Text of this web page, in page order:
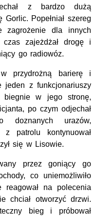
z bardzo dużą
Popełniał szereg
zagrożenie dla innych
czas zajeżdżał drogę i
go radiowóz.
przydrożną barierę i
jeden z funkcjonariuszy
biegnie w jego stronę,
po czym odjechał
doznanych urazów,
patrolu kontynuował
się w Lisowie.
przez goniący go
co uniemożliwiło
na polecenia
chciał otworzyć drzwi.
bieg i próbował